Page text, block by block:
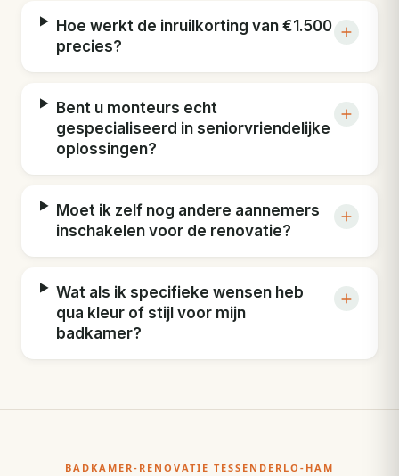
Hoe werkt de inruilkorting van €1.500
precies?
Bent u monteurs echt
gespecialiseerd in seniorvriendelijke
oplossingen?
Moet ik zelf nog andere aannemers
inschakelen voor de renovatie?
Wat als ik specifieke wensen heb
qua kleur of stijl voor mijn
badkamer?
BADKAMER-RENOVATIE TESSENDERLO-HAM